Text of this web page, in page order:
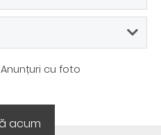
Anunțuri cu foto